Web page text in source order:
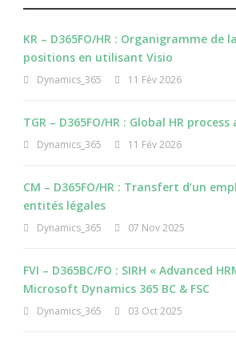
KR – D365FO/HR : Organigramme de
positions en utilisant Visio
Dynamics_365 11 Fév 2026
TGR – D365FO/HR : Global HR
Dynamics_365 11 Fév 2026
CM – D365FO/HR : Transfert d’un
entités légales
Dynamics_365 07 Nov 2025
FVI – D365BC/FO : SIRH « Advanced
Microsoft Dynamics 365 BC & FSC
Dynamics_365 03 Oct 2025